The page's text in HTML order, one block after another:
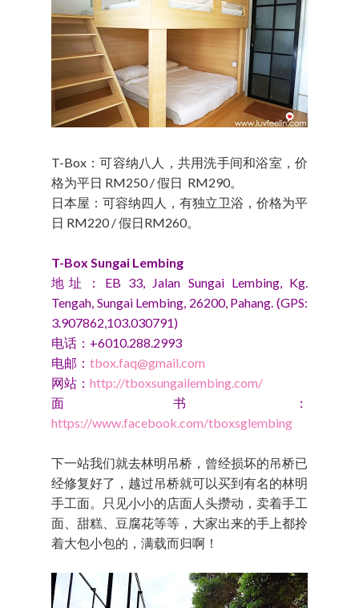
T-Box：可容纳八人，共用洗手间和浴室，价
格为平日 RM250 / 假日 RM290。
日本屋：可容纳四人，有独立卫浴，价格为平
日 RM220 / 假日RM260。
T-Box Sungai Lembing
地址：EB 33, Jalan Sungai Lembing, Kg.
Tengah, Sungai Lembing, 26200, Pahang. (GPS:
3.907862,103.030791)
电话：+6010.288.2993
电邮： tbox.faq@gmail.com
网站： http://tboxsungailembing.com/
面书：
https://www.facebook.com/tboxsglembing
下一站我们就去林明吊桥，曾经损坏的吊桥已
经修复好了，越过吊桥就可以买到有名的林明
手工面。只见小小的店面人头攒动，卖着手工
面、甜糕、豆腐花等等，大家出来的手上都拎
着大包小包的，满载而归啊！